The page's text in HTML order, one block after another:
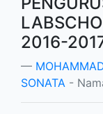
2016-
SONATA -